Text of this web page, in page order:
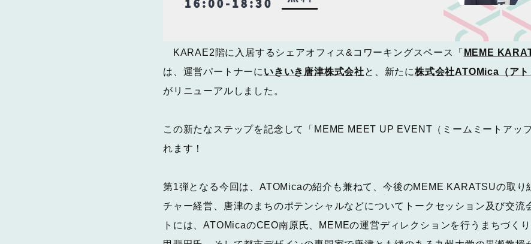
KARAE2階に入居するシェアオフィス&コワーキングスペース「 MEME
は、運営パートナーに いきいき唐津株式会社と、新たに株式会社ATOMica（アト
がリニューアルしました。
この新たなステップを記念して「MEME MEET UP EVENT（ミームミートアッ
れます！
第1弾となる今回は、ATOMicaの紹介も兼ねて、今後のMEME KARATSUの取り
チャー経営、唐津のまちのポテンシャルなどについてトークセッション及び交流
トには、ATOMicaのCEO南原氏、MEMEの運営ディレクションを行うまちづく